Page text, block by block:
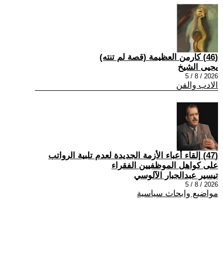
(46) كارمن العظيمة (قصة لم تنته)
يحيى الشيخ
2026 / 8 / 5
الادب والفن
(47) إلقاء أعباء الأزمة الجديدة لعدم تلبية الرواتب
على كواهل الموظفيين الفقراء
تيسير عبدالجبار الآلوسي
2026 / 8 / 5
مواضيع وابحاث سياسية